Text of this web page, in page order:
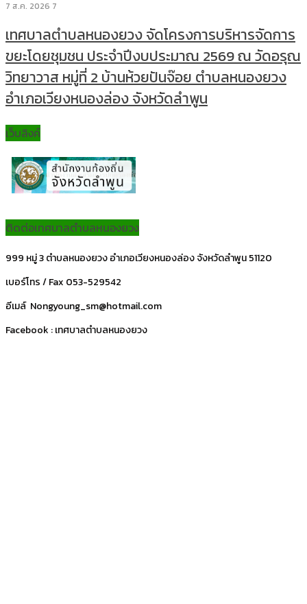
7 ส.ค. 2026 7
เทศบาลตำบลหนองยวง จัดโครงการบริหารจัดการ
ขยะโดยชุมชน ประจำปีงบประมาณ 2569 ณ วัดอรุณ
วิทยาวาส หมู่ที่ 2 บ้านห้วยปันจ๊อย ตำบลหนองยวง
อำเภอเวียงหนองล่อง จังหวัดลำพูน
เว็บลิงค์
ติดต่อเทศบาลตำบลหนองยวง
999 หมู่ 3 ตำบลหนองยวง อำเภอเวียงหนองล่อง จังหวัดลำพูน 51120
เบอร์โทร / Fax 053-529542
อีเมล์ Nongyoung_sm@hotmail.com
Facebook : เทศบาลตำบลหนองยวง